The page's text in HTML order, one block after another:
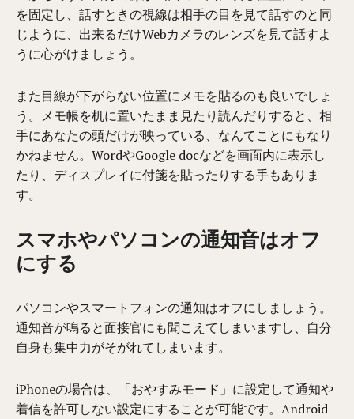
を固定し、話すときの視線は相手の目を見て話すのと同
じように、出来るだけWebカメラのレンズを見て話すよ
うに心がけましょう。
また目線が下がらない位置にメモを貼るのも良いでしょ
う。メモ帳を机に置いたまま見たり読んだりすると、相
手にあなたの頭だけが映っている、なんてことにもなり
かねません。WordやGoogle docなどを画面内に表示し
たり、ディスプレイに付箋を貼ったりする手もありま
す。
スマホやパソコンの通知音はオフ
にする
パソコンやスマートフォンの通知はオフにしましょう。
通知音が鳴ると面接官にも聞こえてしまいますし、自分
自身も集中力がそがれてしまいます。
iPhoneの場合は、「おやすみモード」に設定して通知や
着信を許可しない設定にすることが可能です。Android